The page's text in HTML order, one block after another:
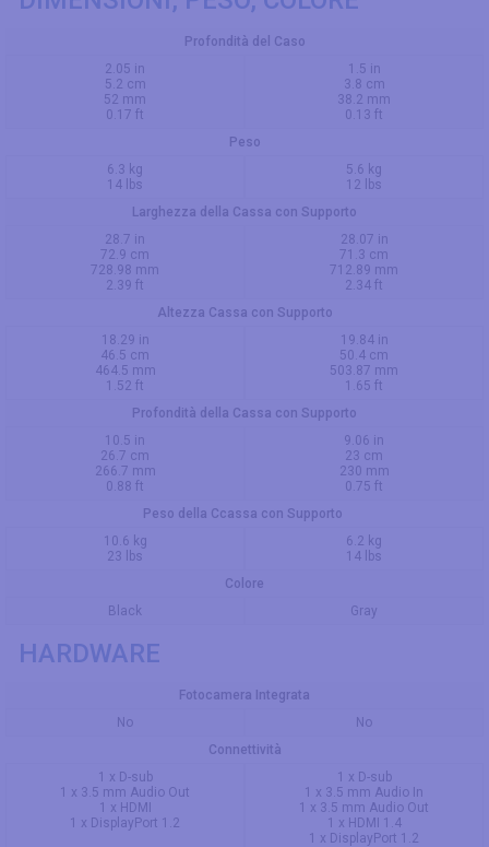
Profondità del Caso
2.05 in
5.2 cm
52 mm
0.17 ft
1.5 in
3.8 cm
38.2 mm
0.13 ft
Peso
6.3 kg
14 lbs
5.6 kg
12 lbs
Larghezza della Cassa con Supporto
28.7 in
72.9 cm
728.98 mm
2.39 ft
28.07 in
71.3 cm
712.89 mm
2.34 ft
Altezza Cassa con Supporto
18.29 in
46.5 cm
464.5 mm
1.52 ft
19.84 in
50.4 cm
503.87 mm
1.65 ft
Profondità della Cassa con Supporto
10.5 in
26.7 cm
266.7 mm
0.88 ft
9.06 in
23 cm
230 mm
0.75 ft
Peso della Ccassa con Supporto
10.6 kg
23 lbs
6.2 kg
14 lbs
Colore
Black
Gray
HARDWARE
Fotocamera Integrata
No
No
Connettività
1 x D-sub
1 x 3.5 mm Audio Out
1 x HDMI
1 x DisplayPort 1.2
1 x D-sub
1 x 3.5 mm Audio In
1 x 3.5 mm Audio Out
1 x HDMI 1.4
1 x DisplayPort 1.2